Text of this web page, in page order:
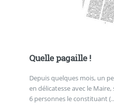
Quelle pagaille !
Depuis quelques mois, un
en délicatesse avec le Maire,
6 personnes le constituant